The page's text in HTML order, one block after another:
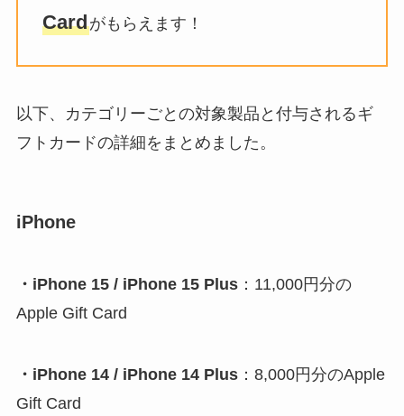
Cardがもらえます！
以下、カテゴリーごとの対象製品と付与されるギ
フトカードの詳細をまとめました。
iPhone
・iPhone 15 / iPhone 15 Plus：11,000円分の
Apple Gift Card
・iPhone 14 / iPhone 14 Plus：8,000円分のApple
Gift Card